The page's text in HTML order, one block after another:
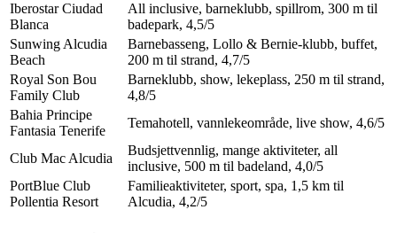
Iberostar Ciudad
Blanca
All inclusive, barneklubb, spillrom, 300 m til
badepark, 4,5/5
Sunwing Alcudia
Beach
Barnebasseng, Lollo & Bernie-klubb, buffet,
200 m til strand, 4,7/5
Royal Son Bou
Family Club
Barneklubb, show, lekeplass, 250 m til strand,
4,8/5
Bahia Principe
Fantasia Tenerife
Temahotell, vannlekeområde, live show, 4,6/5
Club Mac Alcudia
Budsjettvennlig, mange aktiviteter, all
inclusive, 500 m til badeland, 4,0/5
PortBlue Club
Pollentia Resort
Familieaktiviteter, sport, spa, 1,5 km til
Alcudia, 4,2/5